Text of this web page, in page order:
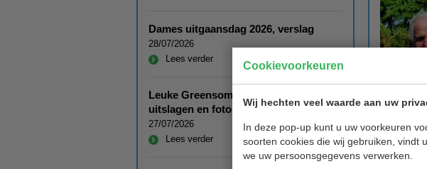
Cookievoorkeuren
Wij hechten veel waarde aan uw
In deze pop-up kunt u uw voorkeuren
soorten cookies die wij gebruiken, vindt
we uw persoonsgegevens verwerken.
Dames uitgaansdag 2026, verslag
28/07/2026
Lees verder
Leuke Greensome 26 juli 2026:
uitslagen en foto's
27/07/2026
Lees verder